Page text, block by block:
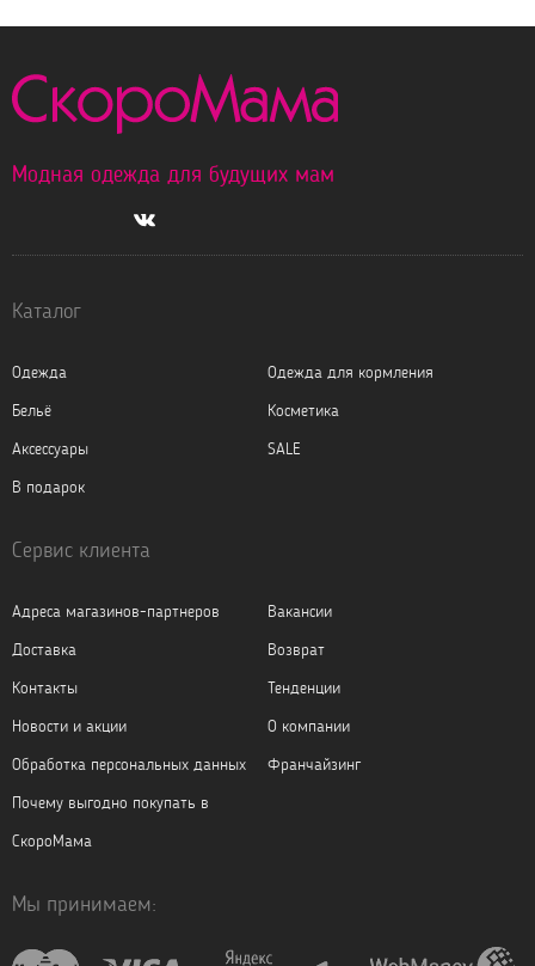
Модная одежда для будущих мам
Каталог
Одежда
Одежда для кормления
Бельё
Косметика
Аксессуары
SALE
В подарок
Сервис клиента
Адреса магазинов-партнеров
Вакансии
Доставка
Возврат
Контакты
Тенденции
Новости и акции
О компании
Обработка персональных данных
Франчайзинг
Почему выгодно покупать в
СкороМама
Мы принимаем: